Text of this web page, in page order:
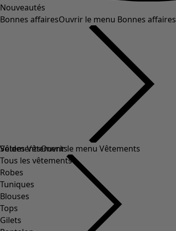
Nouveautés
Bonnes affairesOuvrir le menu Bonnes affaires
Soldes Vêtements
Tous les vêtements
Robes
Tuniques
Blouses
Tops
Gilets
VêtementsOuvrir le menu Vêtements